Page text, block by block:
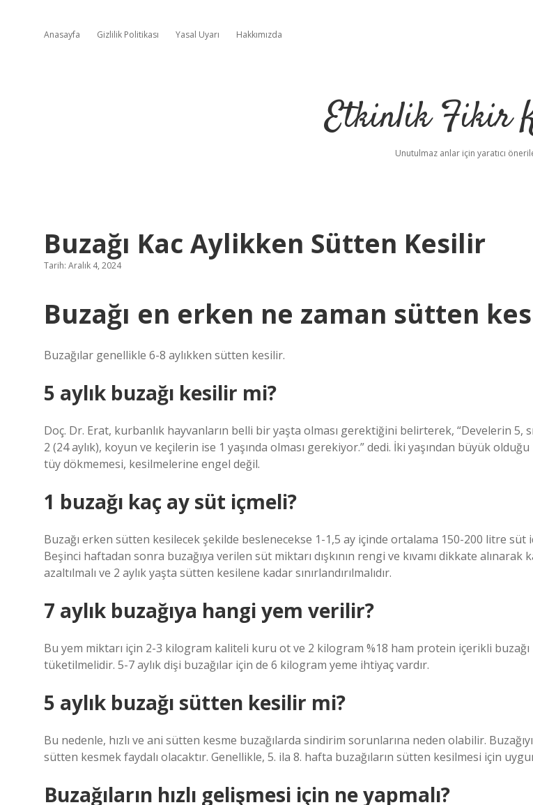
Anasayfa Gizlilik Politikası Yasal Uyarı Hakkımızda
Etkinlik Fikir
Unutulmaz anlar için yaratıcı
Buzağı Kac Aylikken Sütten Kesilir
Tarih: Aralık 4, 2024
Buzağı en erken ne zaman sütten
Buzağılar genellikle 6-8 aylıkken sütten kesilir.
5 aylık buzağı kesilir mi?
Doç. Dr. Erat, kurbanlık hayvanların belli bir yaşta olması gerektiğini belirterek, “Develerin 5,
2 (24 aylık), koyun ve keçilerin ise 1 yaşında olması gerekiyor.” dedi. İki yaşından büyük olduğu
tüy dökmemesi, kesilmelerine engel değil.
1 buzağı kaç ay süt içmeli?
Buzağı erken sütten kesilecek şekilde beslenecekse 1-1,5 ay içinde ortalama 150-200 litre süt
Beşinci haftadan sonra buzağıya verilen süt miktarı dışkının rengi ve kıvamı dikkate alınarak
azaltılmalı ve 2 aylık yaşta sütten kesilene kadar sınırlandırılmalıdır.
7 aylık buzağıya hangi yem verilir?
Bu yem miktarı için 2-3 kilogram kaliteli kuru ot ve 2 kilogram %18 ham protein içerikli
tüketilmelidir. 5-7 aylık dişi buzağılar için de 6 kilogram yeme ihtiyaç vardır.
5 aylık buzağı sütten kesilir mi?
Bu nedenle, hızlı ve ani sütten kesme buzağılarda sindirim sorunlarına neden olabilir.
sütten kesmek faydalı olacaktır. Genellikle, 5. ila 8. hafta buzağıların sütten kesilmesi için
Buzağıların hızlı gelişmesi için ne yapmalı?